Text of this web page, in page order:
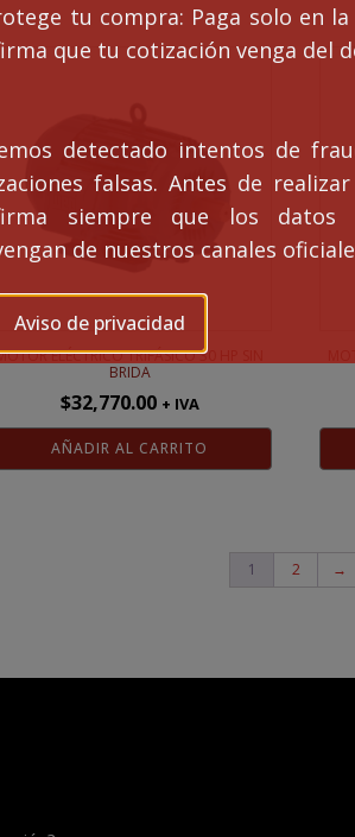
tu compra: Paga solo en
que tu cotización venga del
detectado intentos de
falsas. Antes de
siempre que los datos
de nuestros canales
Aviso de privacidad
ELÉCTRICO TRIFÁSICO 30 HP SIN
BRIDA
$32,770.00 + IVA
AÑADIR AL CARRITO
1 2 →